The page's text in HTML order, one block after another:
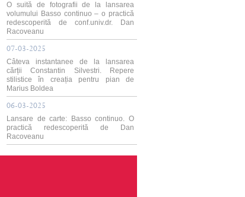
O suită de fotografii de la lansarea
volumului Basso continuo – o practică
redescoperită de conf.univ.dr. Dan
Racoveanu
07-03-2025
Câteva instantanee de la lansarea
cărții Constantin Silvestri. Repere
stilistice în creația pentru pian de
Marius Boldea
06-03-2025
Lansare de carte: Basso continuo. O
practică redescoperită de Dan
Racoveanu